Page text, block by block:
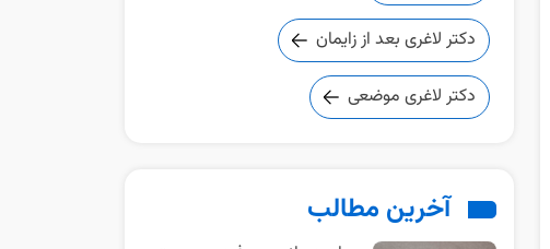
دکتر لاغری بعد از زایمان
دکتر لاغری موضعی
آخرین مطالب